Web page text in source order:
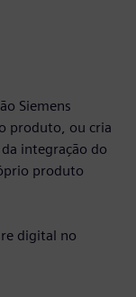
Siemens
produto, ou cria
integração do
produto
digital no